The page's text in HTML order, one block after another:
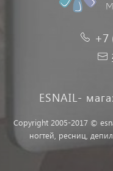
+7
ESNAIL-
Copyright 2005-2017 ©
ногтей, ресниц,